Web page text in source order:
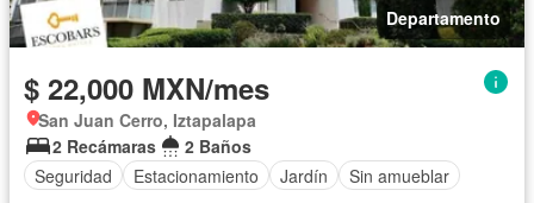
Departamento
$ 22,000 MXN/mes
San Juan Cerro, Iztapalapa
2 Recámaras
2 Baños
Seguridad
Estacionamiento Jardín Sin amueblar